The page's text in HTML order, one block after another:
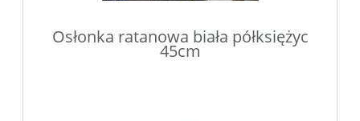
Osłonka ratanowa biała półksiężyc
45cm